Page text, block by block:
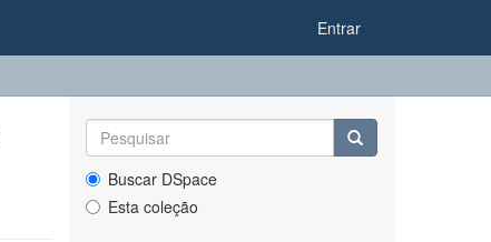
Entrar
Buscar DSpace
Esta coleção